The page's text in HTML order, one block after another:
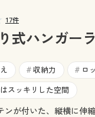
ジュニア・ティー
17件
式ハンガー
# 収納力 # ロ
スッキリした空間
ンが付いた、縦横に伸